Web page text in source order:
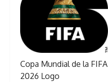
Copa Mundial de la FIFA
2026 Logo